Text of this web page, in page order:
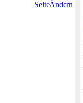
SeiteÄndern